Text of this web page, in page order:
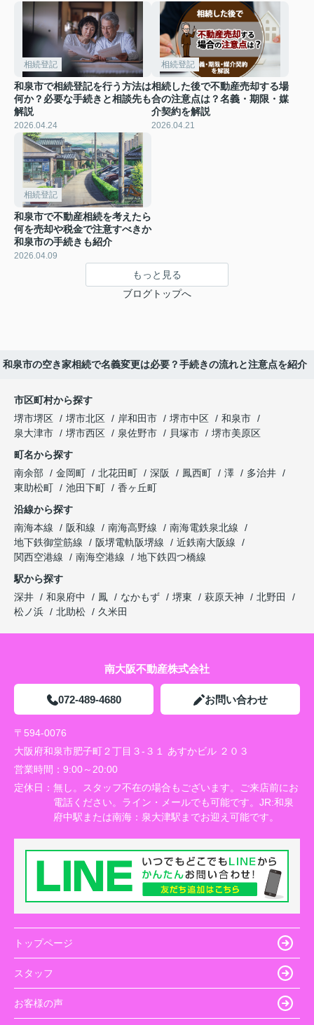
相続登記
和泉市で相続登記を行う方法は
何か？必要な手続きと相談先も
解説
2026.04.24
相続登記
相続した後で不動産売却する場
合の注意点は？名義・期限・媒
介契約を解説
2026.04.21
相続登記
和泉市で不動産相続を考えたら
何を売却や税金で注意すべきか
和泉市の手続きも紹介
2026.04.09
もっと見る
ブログトップへ
和泉市の空き家相続で名義変更は必要？手続きの流れと注意点を紹介
市区町村から探す
堺市堺区
堺市北区 岸和田市 堺市中区
和泉市
泉大津市
堺市西区 泉佐野市 貝塚市
堺市美原区
町名から探す
南余部
金岡町 北花田町 深阪 鳳西町 澤
多治井
東助松町
池田下町
香ヶ丘町
沿線から探す
南海本線
阪和線 南海高野線
南海電鉄泉北線
地下鉄御堂筋線
阪堺電軌阪堺線
近鉄南大阪線
関西空港線
南海空港線
地下鉄四つ橋線
駅から探す
深井
和泉府中 鳳 なかもず 堺東 萩原天神
北野田
松ノ浜
北助松 久米田
南大阪不動産株式会社
072-489-4680 お問い合わせ
〒594-0076
大阪府和泉市肥子町２丁目３-３１ あすかビル ２０３
営業時間： 9:00～20:00
定休日： 無し。スタッフ不在の場合もございます。ご来店前にお
電話ください。ライン・メールでも可能です。JR:和泉
府中駅または南海：泉大津駅までお迎え可能です。
トップページ
スタッフ
お客様の声